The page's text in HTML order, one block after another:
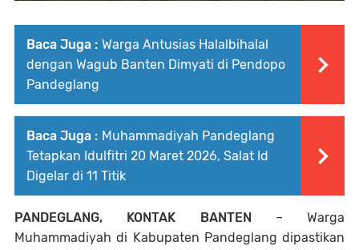
Baca Juga : Warga Antusias Halalbihalal
dengan Wagub Banten Dimyati di Pendopo
Pandeglang
Baca Juga : Muhammadiyah Pandeglang
Tetapkan Idulfitri 20 Maret 2026, Salat Id
Digelar di 11 Titik
PANDEGLANG, KONTAK BANTEN – Warga
Muhammadiyah di Kabupaten Pandeglang dipastikan